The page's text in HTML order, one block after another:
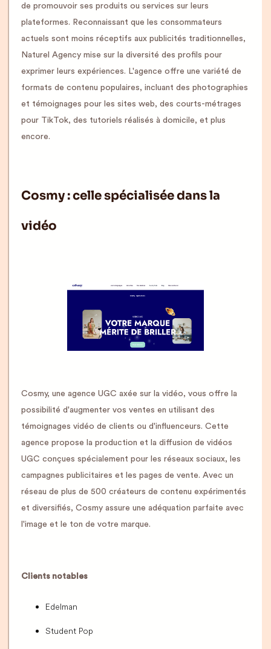
de promouvoir ses produits ou services sur leurs
plateformes. Reconnaissant que les consommateurs
actuels sont moins réceptifs aux publicités traditionnelles,
Naturel Agency mise sur la diversité des profils pour
exprimer leurs expériences. L'agence offre une variété de
formats de contenu populaires, incluant des photographies
et témoignages pour les sites web, des courts-métrages
pour TikTok, des tutoriels réalisés à domicile, et plus
encore.
Cosmy : celle spécialisée dans la
vidéo
Cosmy, une agence UGC axée sur la vidéo, vous offre la
possibilité d'augmenter vos ventes en utilisant des
témoignages vidéo de clients ou d'influenceurs. Cette
agence propose la production et la diffusion de vidéos
UGC conçues spécialement pour les réseaux sociaux, les
campagnes publicitaires et les pages de vente. Avec un
réseau de plus de 500 créateurs de contenu expérimentés
et diversifiés, Cosmy assure une adéquation parfaite avec
l'image et le ton de votre marque.
Clients notables
Edelman
Student Pop